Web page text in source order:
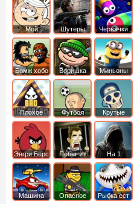
Мой
шумный
дом
Шутеры Червячки
Бомж хобо
Воришка
боб
Миньоны
Плохое
мороженое
Футбол
головами
Крутые
Энгри Берс
Побег из
тюрьмы
На 1
Машина
Опасное
Рыбка ест